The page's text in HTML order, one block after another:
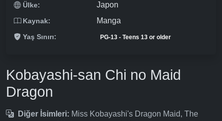
Ülke: Japon
Kaynak: Manga
Yaş Sınırı: PG-13 - Teens 13 or older
Kobayashi-san Chi no Maid
Dragon
Diğer İsimleri: Miss Kobayashi's Dragon Maid, The